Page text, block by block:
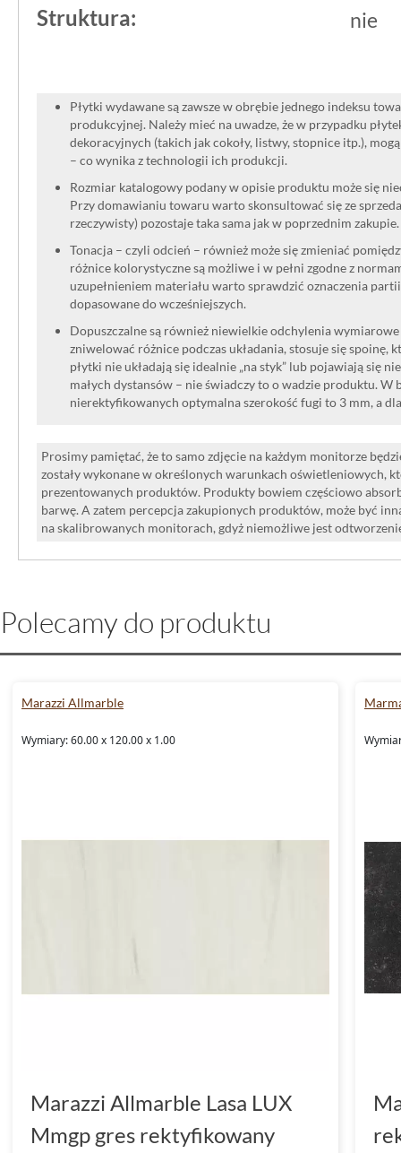
Struktura: nie
Płytki wydawane są zawsze w obrębie jednego indeksu
produkcyjnej. Należy mieć na uwadze, że w przypadku
dekoracyjnych (takich jak cokoły, listwy, stopnice itp.),
– co wynika z technologii ich produkcji.
Rozmiar katalogowy podany w opisie produktu może się
Przy domawianiu towaru warto skonsultować się ze
rzeczywisty) pozostaje taka sama jak w poprzednim zakupie.
Tonacja – czyli odcień – również może się zmieniać
różnice kolorystyczne są możliwe i w pełni zgodne z
uzupełnieniem materiału warto sprawdzić oznaczenia
dopasowane do wcześniejszych.
Dopuszczalne są również niewielkie odchylenia
zniwelować różnice podczas układania, stosuje się spoinę,
płytki nie układają się idealnie „na styk” lub pojawiają się
małych dystansów – nie świadczy to o wadzie produktu. W
nierektyfikowanych optymalna szerokość fugi to 3 mm, a
Prosimy pamiętać, że to samo zdjęcie na każdym monitorze
zostały wykonane w określonych warunkach oświetleniowych,
prezentowanych produktów. Produkty bowiem częściowo
barwę. A zatem percepcja zakupionych produktów, może być
na skalibrowanych monitorach, gdyż niemożliwe jest
Polecamy do produktu
Marazzi Allmarble
Wymiary: 60.00 x 120.00 x 1.00
Marazzi Allmarble Lasa LUX
Mmgp gres rektyfikowany